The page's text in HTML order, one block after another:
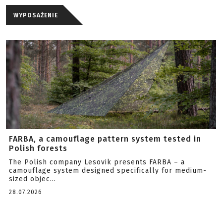
WYPOSAŻENIE
FARBA, a camouflage pattern system tested in
Polish forests
The Polish company Lesovik presents FARBA – a
camouflage system designed specifically for medium-
sized objec...
28.07.2026